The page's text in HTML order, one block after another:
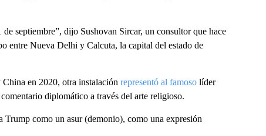
septiembre”, dijo Sushovan Sircar, un consultor que hace
entre Nueva Delhi y Calcuta, la capital del estado de
en 2020, otra instalación representó al famosolíder
diplomático a través del arte religioso.
Trump como un asur (demonio), como una expresión